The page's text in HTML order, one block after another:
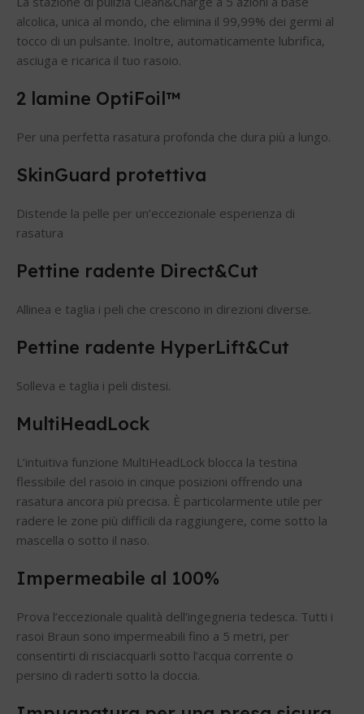
alcolica, unica al mondo, che elimina il 99,99% dei germi al
tocco di un pulsante. Inoltre, automaticamente lubrifica,
asciuga e ricarica il tuo rasoio.
2 lamine OptiFoil™
Per una perfetta rasatura profonda che dura più a lungo.
SkinGuard protettiva
Distende la pelle per un’eccezionale esperienza di
rasatura
Pettine radente Direct&Cut
Allinea e taglia i peli che crescono in direzioni diverse.
Pettine radente HyperLift&Cut
Solleva e taglia i peli distesi.
MultiHeadLock
L’intuitiva funzione MultiHeadLock blocca la testina
flessibile del rasoio in cinque posizioni offrendo una
rasatura ancora più precisa. È particolarmente utile per
radere le zone più difficili da raggiungere, come sotto la
mascella o sotto il naso.
Impermeabile al 100%
Prova l’eccezionale qualità dell’ingegneria tedesca. Tutti i
rasoi Braun sono impermeabili fino a 5 metri, per
consentirti di risciacquarli sotto l’acqua corrente o
persino di raderti sotto la doccia.